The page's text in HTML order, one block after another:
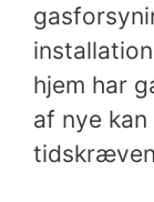
hjem har
af nye